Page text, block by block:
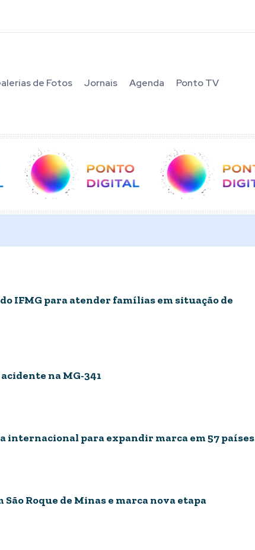
de Fotos Jornais Agenda Ponto TV
IFMG para atender famílias em situação de
na MG-341
internacional para expandir marca em 57 países
Roque de Minas e marca nova etapa